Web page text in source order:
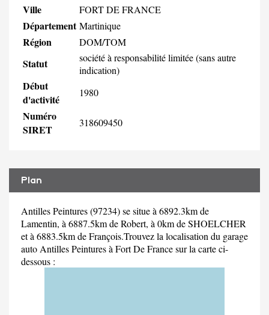
Ville FORT DE FRANCE
Département Martinique
Région DOM/TOM
Statut
société à responsabilité limitée (sans autre
indication)
Début
d'activité
1980
Numéro
SIRET
318609450
Plan
Antilles Peintures (97234) se situe à 6892.3km de
Lamentin, à 6887.5km de Robert, à 0km de SHOELCHER
et à 6883.5km de François.Trouvez la localisation du garage
auto Antilles Peintures à Fort De France sur la carte ci-
dessous :